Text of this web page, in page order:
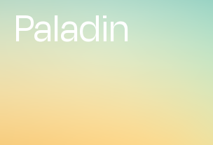
Paladin